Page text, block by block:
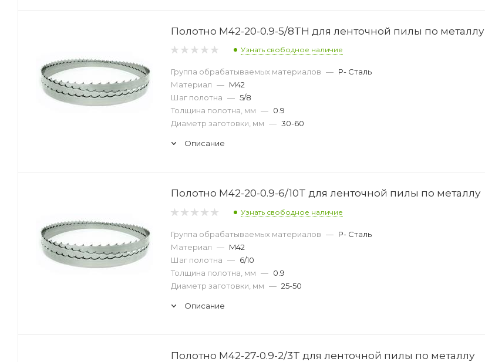
Полотно M42-20-0.9-5/8TH для ленточной пилы по металлу
Узнать свободное наличие
Группа обрабатываемых материалов — P- Сталь
Материал — M42
Шаг полотна — 5/8
Толщина полотна, мм — 0.9
Диаметр заготовки, мм — 30-60
Описание
Полотно M42-20-0.9-6/10T для ленточной пилы по металлу
Узнать свободное наличие
Группа обрабатываемых материалов — P- Сталь
Материал — M42
Шаг полотна — 6/10
Толщина полотна, мм — 0.9
Диаметр заготовки, мм — 25-50
Описание
Полотно M42-27-0.9-2/3T для ленточной пилы по металлу